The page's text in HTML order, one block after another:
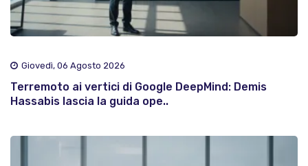
Giovedì, 06 Agosto 2026
Terremoto ai vertici di Google DeepMind: Demis
Hassabis lascia la guida ope..